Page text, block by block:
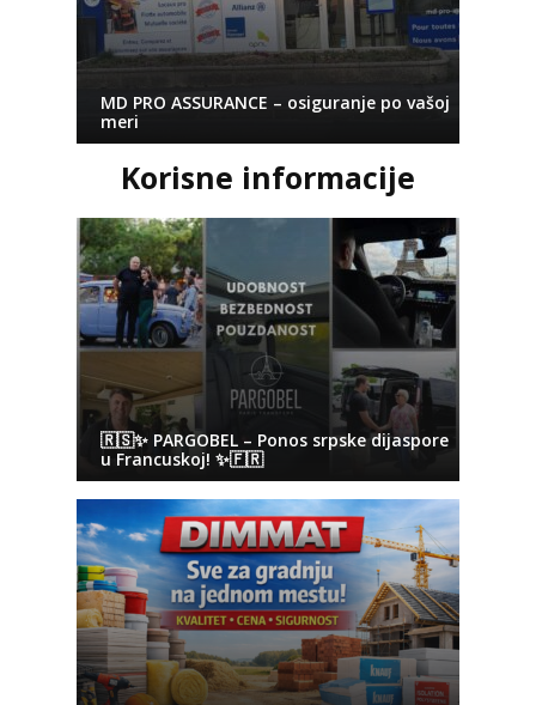
MD PRO ASSURANCE – osiguranje po vašoj
meri
Korisne informacije
🇷🇸✨ PARGOBEL – Ponos srpske dijaspore
u Francuskoj! ✨🇫🇷